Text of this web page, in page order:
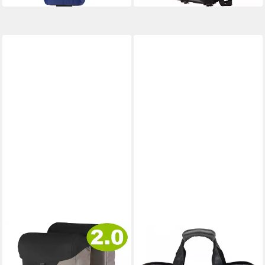
RACKTIME
Fahrradtasche Racktime
Doppeltasche VIDA 2.0
Fahrradkorb Racktime
Einkaufskorb Einkaufstasche